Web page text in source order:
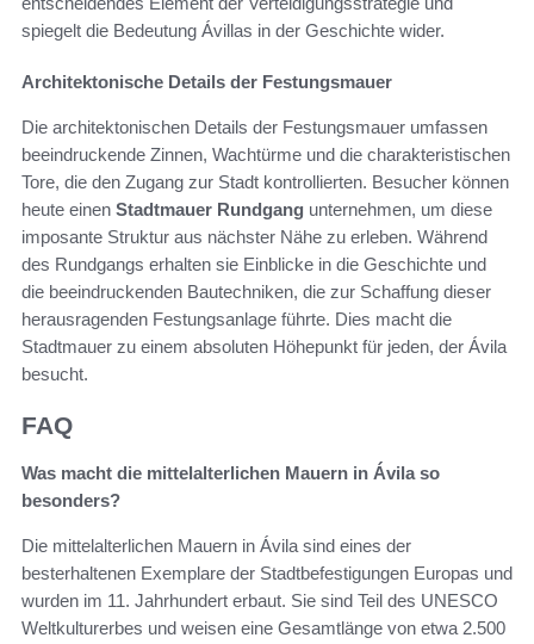
spiegelt die Bedeutung Ávillas in der Geschichte wider.
Architektonische Details der Festungsmauer
Die architektonischen Details der Festungsmauer umfassen
beeindruckende Zinnen, Wachtürme und die charakteristischen
Tore, die den Zugang zur Stadt kontrollierten. Besucher können
heute einen Stadtmauer Rundgang unternehmen, um diese
imposante Struktur aus nächster Nähe zu erleben. Während
des Rundgangs erhalten sie Einblicke in die Geschichte und
die beeindruckenden Bautechniken, die zur Schaffung dieser
herausragenden Festungsanlage führte. Dies macht die
Stadtmauer zu einem absoluten Höhepunkt für jeden, der Ávila
besucht.
FAQ
Was macht die mittelalterlichen Mauern in Ávila so
besonders?
Die mittelalterlichen Mauern in Ávila sind eines der
besterhaltenen Exemplare der Stadtbefestigungen Europas und
wurden im 11. Jahrhundert erbaut. Sie sind Teil des UNESCO
Weltkulturerbes und weisen eine Gesamtlänge von etwa 2.500